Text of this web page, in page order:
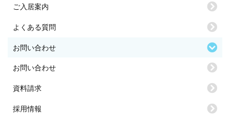
ご入居案内
よくある質問
お問い合わせ
お問い合わせ
資料請求
採用情報